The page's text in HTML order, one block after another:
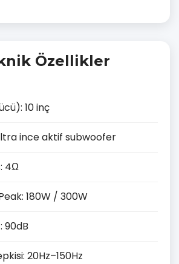
Özellikler
10 inç
ince aktif subwoofer
4Ω
180W / 300W
90dB
20Hz–150Hz